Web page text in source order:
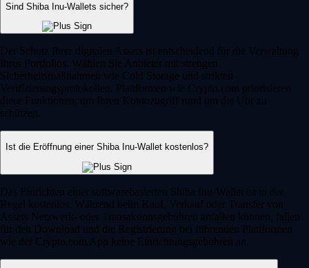
Sind Shiba Inu-Wallets sicher?
Der Schutz Ihrer digitalen Assets ist entscheidend für die Verwaltung
Ihres Portfolios. Wählen Sie Anbieter mit strengen
Sicherheitsmaßnahmen wie Cold Storage und strikten
Verifizierungsprotokollen. Plattformen wie Crypto.com priorisieren
diese Funktionen, um Ihren Kontozugriff rund um die Uhr zu
schützen.
Ist die Eröffnung einer Shiba Inu-Wallet kostenlos?
Das Einrichten einer softwarebasierten Shiba Inu-Wallet ist in der
Regel kostenlos. Während beim Kauf, Verkauf oder Transfer von
Assets Netzwerk- oder Transaktionsgebühren anfallen können, fallen
für den Download und die Registrierung bei führenden Plattformen
wie der Crypto.com App keine Einrichtungsgebühren an.